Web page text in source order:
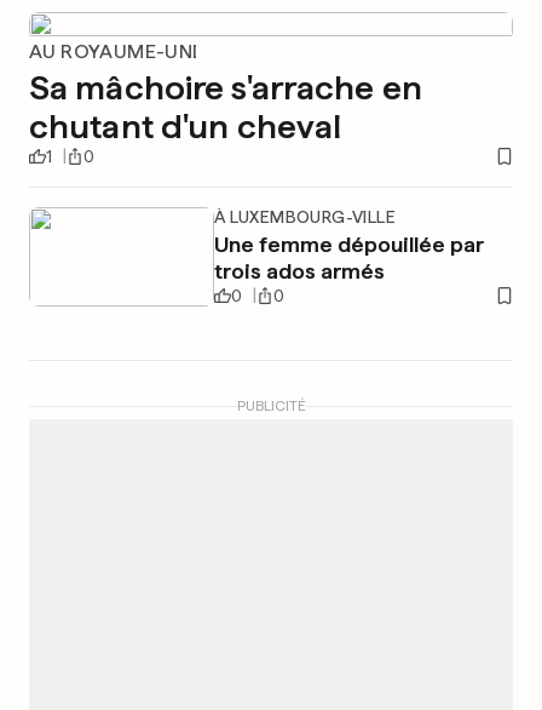
AU ROYAUME-UNI
Sa mâchoire s'arrache en
chutant d'un cheval
1 0
À LUXEMBOURG-VILLE
Une femme dépouillée par
trois ados armés
0 0
PUBLICITÉ